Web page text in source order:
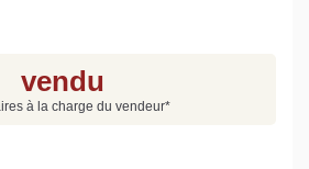
en ligne.
vendu
à la charge du vendeur*